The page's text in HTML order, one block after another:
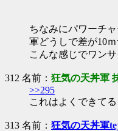
ちなみにパワーチ
軍どうしで差が10
こんな感じでワン
312 名前： 狂気の天丼軍
>>295
これはよくできてる
313 名前： 狂気の天丼軍